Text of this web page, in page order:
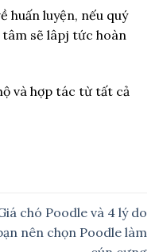
huấn luyện, nếu quý
sẽ lâpj tức hoàn
và hợp tác từ tất cả
chó Poodle và 4 lý do
nên chọn Poodle làm